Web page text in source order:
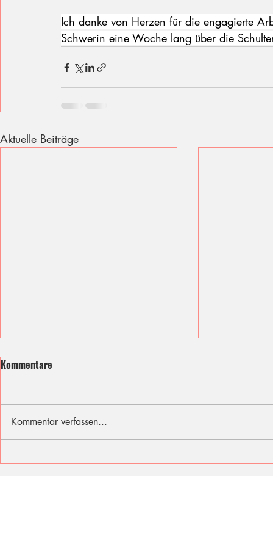
Ich danke von Herzen für die engagierte
Schwerin eine Woche lang über die
Aktuelle Beiträge
Ich fühle mit den Opfern des
Sommer,
Kommentare
Kommentar verfassen...